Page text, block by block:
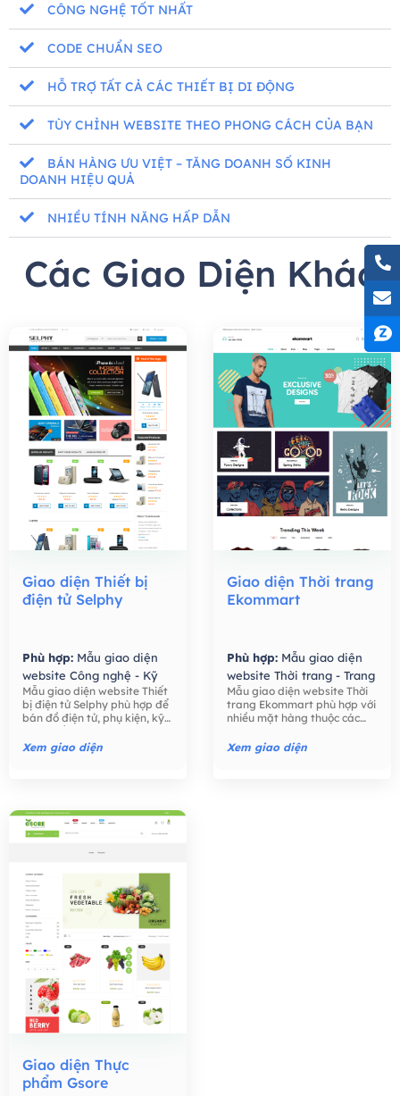
CÔNG NGHỆ TỐT NHẤT
CODE CHUẨN SEO
HỖ TRỢ TẤT CẢ CÁC THIẾT BỊ DI ĐỘNG
TÙY CHỈNH WEBSITE THEO PHONG CÁCH CỦA BẠN
BÁN HÀNG ƯU VIỆT – TĂNG DOANH SỐ KINH
DOANH HIỆU QUẢ
NHIỀU TÍNH NĂNG HẤP DẪN
Các Giao Diện Khác
Giao diện Thiết bị
điện tử Selphy
Phù hợp: Mẫu giao diện
website Công nghệ - Kỹ
thuật số,Mẫu giao diện
website Bán hàng -
Thương mại điện tử,
Mẫu giao diện website Thiết
bị điện tử Selphy phù hợp để
bán đồ điện tử, phụ kiện, kỹ
thuật số như điện thoại, máy
tính, máy ảnh, các phụ kiện
điện tử,….
Xem giao diện
Giao diện Thời trang
Ekommart
Phù hợp: Mẫu giao diện
website Thời trang - Trang
Sức,Mẫu giao diện
website Bán hàng -
Thương mại điện tử,
Mẫu giao diện website Thời
trang Ekommart phù hợp với
nhiều mặt hàng thuộc các
thực phẩm, công nghệ, đồ
chơi trẻ em, đồng hồ, …
Xem giao diện
Giao diện Thực
phẩm Gsore